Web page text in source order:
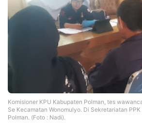
Komisioner KPU Kabupaten Polman, tes
Se Kecamatan Wonomulyo. Di Sekretariatan
Polman. (Foto : Nadi).